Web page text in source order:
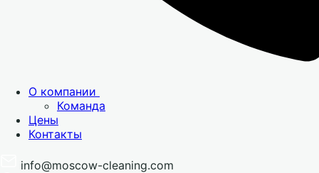
О компании
Команда
Цены
Контакты
info@moscow-cleaning.com